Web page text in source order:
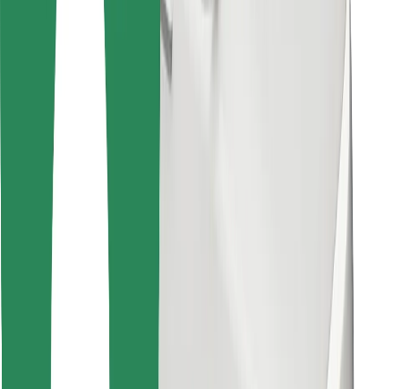
Consigue un viaje en minutos
Descargar la app de Bolt
Encuentra tu comida favorita